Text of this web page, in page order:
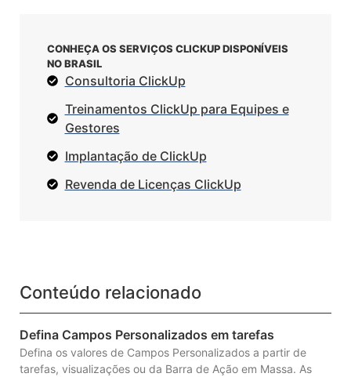
CONHEÇA OS SERVIÇOS CLICKUP DISPONÍVEIS
NO BRASIL
Consultoria ClickUp
Treinamentos ClickUp para Equipes e
Gestores
Implantação de ClickUp
Revenda de Licenças ClickUp
Conteúdo relacionado
Defina Campos Personalizados em tarefas
Defina os valores de Campos Personalizados a partir de
tarefas, visualizações ou da Barra de Ação em Massa. As